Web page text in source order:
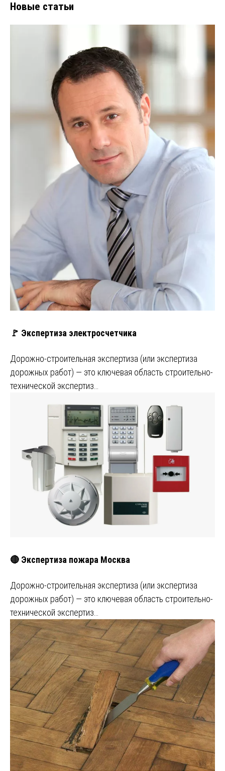
Новые статьи
🚩 Экспертиза электросчетчика
Дорожно-строительная экспертиза (или экспертиза
дорожных работ) — это ключевая область строительно-
технической экспертиз…
🔴 Экспертиза пожара Москва
Дорожно-строительная экспертиза (или экспертиза
дорожных работ) — это ключевая область строительно-
технической экспертиз…